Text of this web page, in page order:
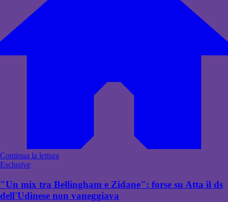
Continua la lettura
Esclusive
"Un mix tra Bellingham e Zidane": forse su Atta il ds
dell'Udinese non vaneggiava